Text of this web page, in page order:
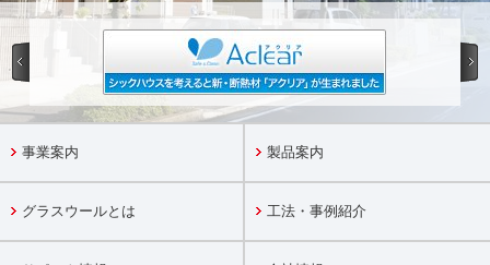
事業案内 製品案内
グラスウールとは 工法・事例紹介